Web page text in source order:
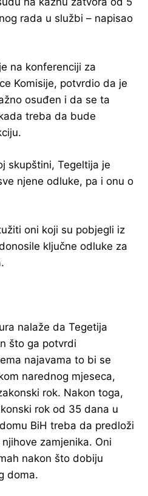
rada u službi – napisao
na konferenciji za
Komisije, potvrdio da je
osuđen i da se ta
treba da bude
skupštini, Tegeltija je
njene odluke, pa i onu o
oni koji su pobjegli iz
ključne odluke za
nalaže da Tegetija
što ga potvrdi
najavama to bi se
narednog mjeseca,
rok. Nakon toga,
rok od 35 dana u
BiH treba da predloži
zamjenika. Oni
nakon što dobiju
doma.